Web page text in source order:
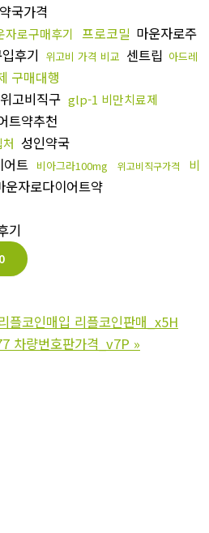
국가격
자로구매후기 프로코밀 마운자로주
후기 위고비 가격 비교 센트립 아드레
구매대행
위고비직구 glp-1 비만치료제
트약추천
성인약국
어트 비아그라100mg 위고비직구가격
비
운자로다이어트약
기
0
플코인매입 리플코인판매_x5H
차량번호판가격_v7P »